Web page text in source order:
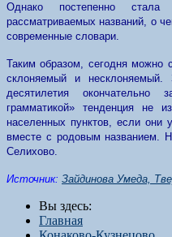
Однако постепенно стала
рассматриваемых названий, о
современные словари.
Таким образом, сегодня можно
склоняемый и
десятилетия окончательно
грамматикой» тенденция не
населенных пунктов, если они
вместе с родовым названием.
Селихово.
Источник: Зайдинова Умеда,
Вы здесь:
Главная